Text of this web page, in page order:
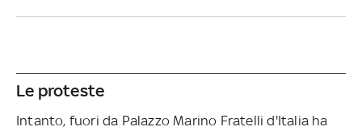
Le proteste
Intanto, fuori da Palazzo Marino Fratelli d'Italia ha